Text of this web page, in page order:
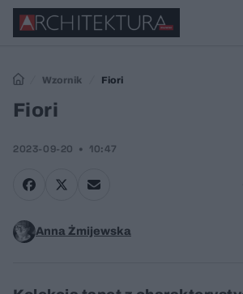
Wzornik Fiori
Fiori
2023-09-20 10:47
Anna Żmijewska